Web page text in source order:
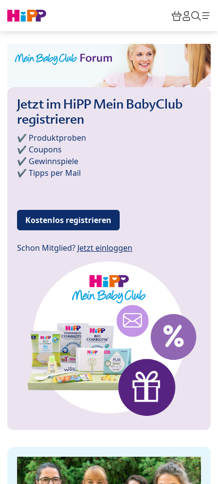
HiPP
Jetzt im HiPP Mein BabyClub
registrieren
✔️ Produktproben
✔️ Coupons
✔️ Gewinnspiele
✔️ Tipps per Mail
Kostenlos registrieren
Schon Mitglied? Jetzt einloggen